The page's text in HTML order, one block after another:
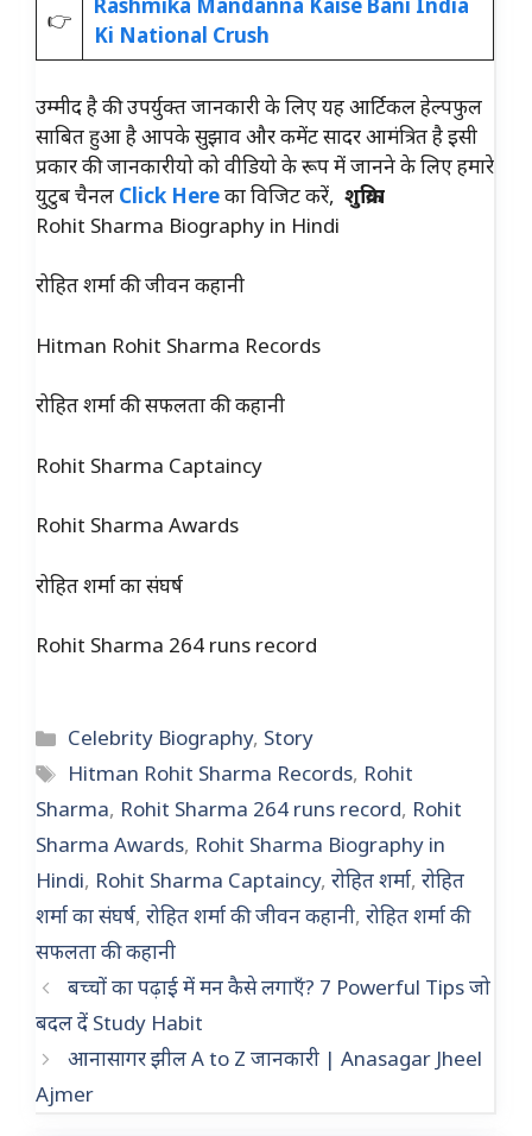
👉
Rashmika Mandanna Kaise Bani India
Ki National Crush
उम्मीद है की उपर्युक्त जानकारी के लिए यह आर्टिकल हेल्पफुल
साबित हुआ है आपके सुझाव और कमेंट सादर आमंत्रित है इसी
प्रकार की जानकारीयो को वीडियो के रूप में जानने के लिए हमारे
युटुब चैनल Click Hereका विजिट करें, शुक्रिया
Rohit Sharma Biography in Hindi
रोहित शर्मा की जीवन कहानी
Hitman Rohit Sharma Records
रोहित शर्मा की सफलता की कहानी
Rohit Sharma Captaincy
Rohit Sharma Awards
रोहित शर्मा का संघर्ष
Rohit Sharma 264 runs record
Categories
Celebrity Biography, Story
Tags
Hitman Rohit Sharma Records, Rohit
Sharma, Rohit Sharma 264 runs record, Rohit
Sharma Awards, Rohit Sharma Biography in
Hindi, Rohit Sharma Captaincy, रोहित शर्मा, रोहित
शर्मा का संघर्ष, रोहित शर्मा की जीवन कहानी, रोहित शर्मा की
सफलता की कहानी
बच्चों का पढ़ाई में मन कैसे लगाएँ? 7 Powerful Tips जो
बदल दें Study Habit
आनासागर झील A to Z जानकारी | Anasagar Jheel
Ajmer